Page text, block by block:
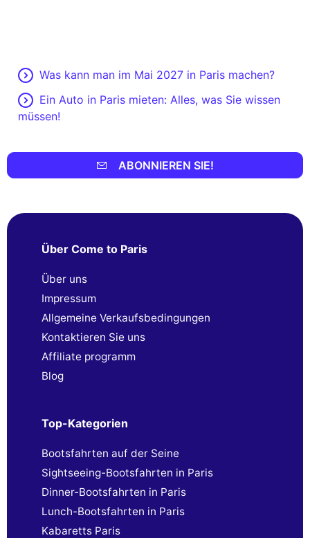
Was kann man im Mai 2027 in Paris machen?
Ein Auto in Paris mieten: Alles, was Sie wissen
müssen!
ABONNIEREN SIE!
Über Come to Paris
Über uns
Impressum
Allgemeine Verkaufsbedingungen
Kontaktieren Sie uns
Affiliate programm
Blog
Top-Kategorien
Bootsfahrten auf der Seine
Sightseeing-Bootsfahrten in Paris
Dinner-Bootsfahrten in Paris
Lunch-Bootsfahrten in Paris
Kabaretts Paris